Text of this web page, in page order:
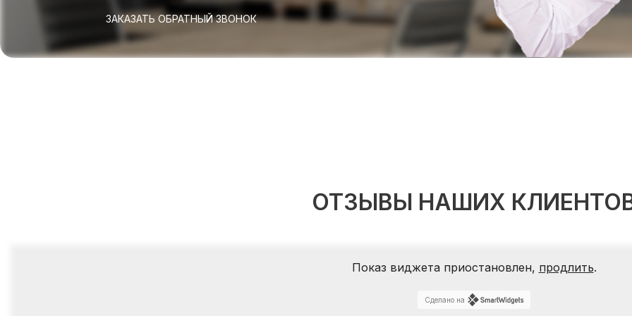
ЗАКАЗАТЬ ОБРАТНЫЙ ЗВОНОК
ОТЗЫВЫ НАШИХ
Показ виджета приостановлен, продлить.
Сделано на